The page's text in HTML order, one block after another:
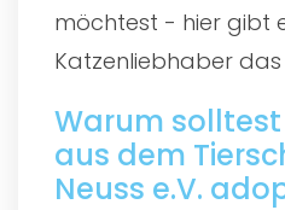
möchtest - hier gibt
Katzenliebhaber das
Warum
aus dem
Neuss e.V.